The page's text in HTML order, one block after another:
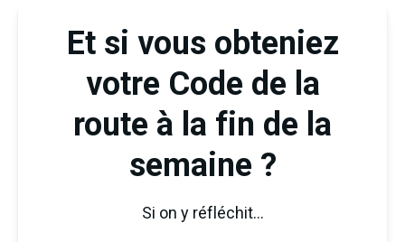
Et si vous obteniez
votre Code de la
route à la fin de la
semaine ?
Si on y réfléchit...